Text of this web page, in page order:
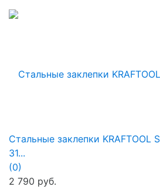
Стальные заклепки KRAFTOOL
31...
(0)
2 790 руб.